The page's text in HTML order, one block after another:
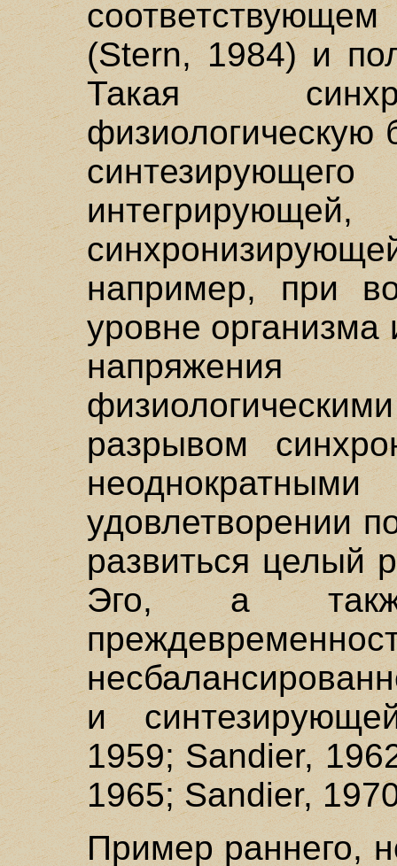
(Stern, 1984) и
Такая
физиологическую
например, при
уровне организма
разрывом
удовлетворении
развиться целый
Эго, а также
и
1959; Sandier,
1965; Sandier,
Пример раннего,